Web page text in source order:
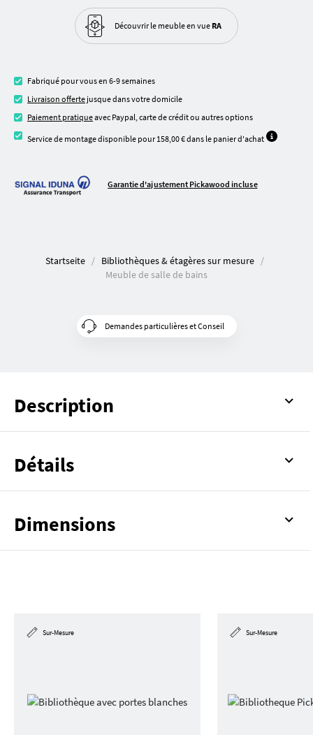
Découvrir le meubleen vue RA
Fabriqué pour vous en 6-9 semaines
Livraison offerte jusque dans votre domicile
Paiement pratiqueavec Paypal, carte de crédit ou autres options
Service de montage disponible pour 158,00 € dans le panier d'achat
Garantie d'ajustement Pickawood incluse
Startseite
Bibliothèques & étagères sur mesure
Meuble de salle de bains
Demandes particulières et Conseil
Description
Détails
Dimensions
Sur-Mesure Sur-Mesure